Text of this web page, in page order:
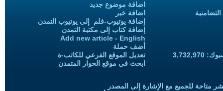
اضافة موضوع جديد
اضافة خبر
إضافة يوتيوب-فلم إلى يوتيوب التمدن
إضافة كتاب إلى مكتبة التمدن
Add new article - English
أضف حملة
تعديل الموقع الفرعي للكاتب-ة
ابحث في موقع الحوار المتمدن
متاحة للجميع مع الإشارة إلى المصدر